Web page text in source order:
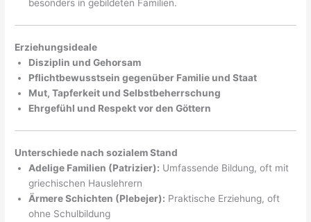
besonders in gebildeten Familien.
Erziehungsideale
Disziplin und Gehorsam
Pflichtbewusstsein gegenüber Familie und Staat
Mut, Tapferkeit und Selbstbeherrschung
Ehrgefühl und Respekt vor den Göttern
Unterschiede nach sozialem Stand
Adelige Familien (Patrizier): Umfassende Bildung, oft mit
griechischen Hauslehrern
Ärmere Schichten (Plebejer): Praktische Erziehung, oft
ohne Schulbildung